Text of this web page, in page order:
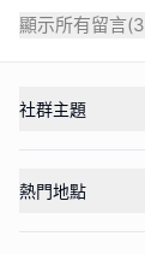
顯示所有留言(3
社群主題
熱門地點